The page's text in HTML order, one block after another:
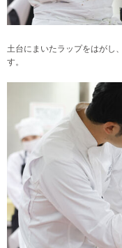
土台にまいたラップをはがし
す。